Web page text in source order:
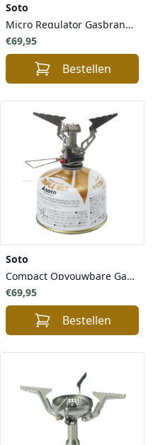
Soto
Micro Regulator Gasbrander met piezo ontsteker
€69,95
Bestellen
Soto
Compact Opvouwbare Gasbrander
€69,95
Bestellen